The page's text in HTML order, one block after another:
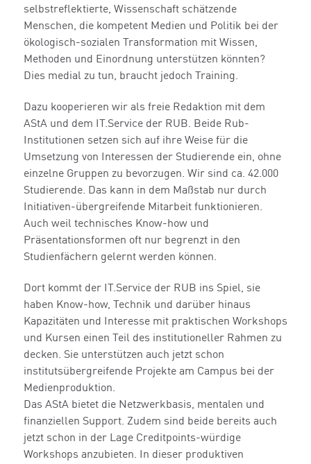
selbstreflektierte, Wissenschaft schätzende
Menschen, die kompetent Medien und Politik bei der
ökologisch-sozialen Transformation mit Wissen,
Methoden und Einordnung unterstützen könnten?
Dies medial zu tun, braucht jedoch Training.
Dazu kooperieren wir als freie Redaktion mit dem
AStA und dem IT.Service der RUB. Beide Rub-
Institutionen setzen sich auf ihre Weise für die
Umsetzung von Interessen der Studierende ein, ohne
einzelne Gruppen zu bevorzugen. Wir sind ca. 42.000
Studierende. Das kann in dem Maßstab nur durch
Initiativen-übergreifende Mitarbeit funktionieren.
Auch weil technisches Know-how und
Präsentationsformen oft nur begrenzt in den
Studienfächern gelernt werden können.
Dort kommt der IT.Service der RUB ins Spiel, sie
haben Know-how, Technik und darüber hinaus
Kapazitäten und Interesse mit praktischen Workshops
und Kursen einen Teil des institutioneller Rahmen zu
decken. Sie unterstützen auch jetzt schon
institutsübergreifende Projekte am Campus bei der
Medienproduktion.
Das AStA bietet die Netzwerkbasis, mentalen und
finanziellen Support. Zudem sind beide bereits auch
jetzt schon in der Lage Creditpoints-würdige
Workshops anzubieten. In dieser produktiven